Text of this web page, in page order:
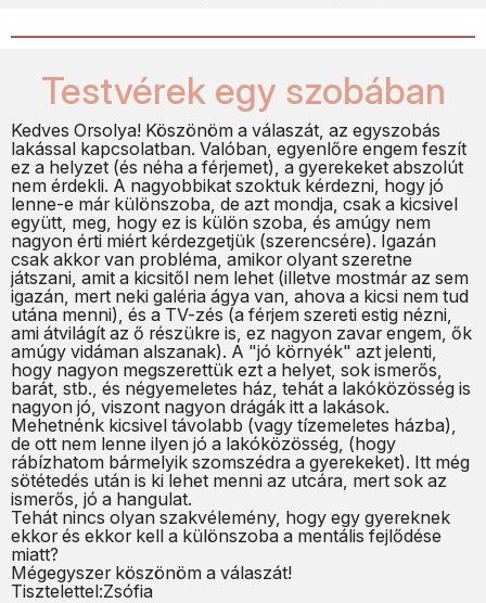
Testvérek egy szobában
Kedves Orsolya! Köszönöm a válaszát, az egyszobás
lakással kapcsolatban. Valóban, egyenlőre engem feszít
ez a helyzet (és néha a férjemet), a gyerekeket abszolút
nem érdekli. A nagyobbikat szoktuk kérdezni, hogy jó
lenne-e már különszoba, de azt mondja, csak a kicsivel
együtt, meg, hogy ez is külön szoba, és amúgy nem
nagyon érti miért kérdezgetjük (szerencsére). Igazán
csak akkor van probléma, amikor olyant szeretne
játszani, amit a kicsitől nem lehet (illetve mostmár az sem
igazán, mert neki galéria ágya van, ahova a kicsi nem tud
utána menni), és a TV-zés (a férjem szereti estig nézni,
ami átvilágít az ő részükre is, ez nagyon zavar engem, ők
amúgy vidáman alszanak). A "jó környék" azt jelenti,
hogy nagyon megszerettük ezt a helyet, sok ismerős,
barát, stb., és négyemeletes ház, tehát a lakóközösség is
nagyon jó, viszont nagyon drágák itt a lakások.
Mehetnénk kicsivel távolabb (vagy tízemeletes házba),
de ott nem lenne ilyen jó a lakóközösség, (hogy
rábízhatom bármelyik szomszédra a gyerekeket). Itt még
sötétedés után is ki lehet menni az utcára, mert sok az
ismerős, jó a hangulat.
Tehát nincs olyan szakvélemény, hogy egy gyereknek
ekkor és ekkor kell a különszoba a mentális fejlődése
miatt?
Mégegyszer köszönöm a válaszát!
Tisztelettel:Zsófia